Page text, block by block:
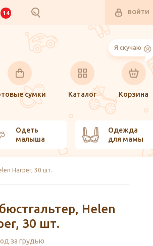
14 ВОЙТИ
сумки
Каталог
Я скучаю
Корзина
Одеть
малыша
Одежда
для мамы
Harper, 30 шт.
Helen
30 шт.
за грудью